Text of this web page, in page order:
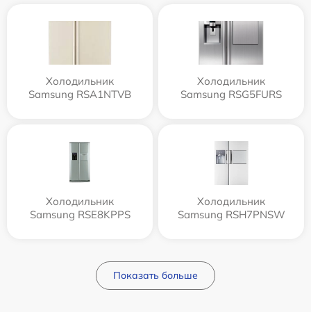
Холодильник
Samsung RSA1NTVB
Холодильник
Samsung RSG5FURS
Холодильник
Samsung RSE8KPPS
Холодильник
Samsung RSH7PNSW
Показать больше